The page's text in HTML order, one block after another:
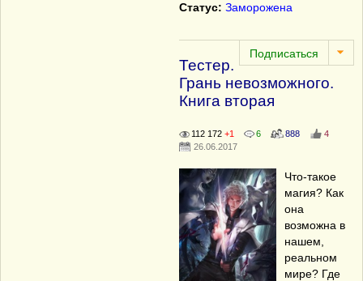
Статус: Заморожена
Тестер.
Грань невозможного.
Книга вторая
112 172 +1 6 888
4
26.06.2017
Что-такое
магия? Как
она
возможна в
нашем,
реальном
мире? Где